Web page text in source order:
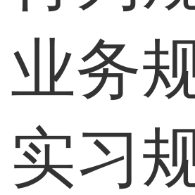
业务
实习